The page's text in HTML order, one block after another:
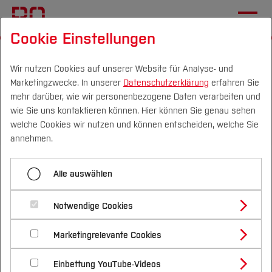
Campus Personen DE|EN Quicklinks
Studium
Studienangebote
Bachelorstudiengänge
Masterstudiengänge
Vor dem Studium
Bewerben & Einschreiben
Bewerbungsportal
Im Studium
Studienbüros und Prüfungen
Nach dem Studium
Forschung & Transfer
Profil
Forschungs- und Transferprofil
Schwerpunkte (FuT)
Beratung & Förderung
Nachhaltigkeit
Nachhaltigkeit studieren
International
Hochschulkommunikation
Pressemitteilungen
Menü aufklappen
2025
2024
2023
2022
Digitales Feuer erhellt die
Hochschullehre
02.04.2020
Hochschule Bochum bietet bereits
Cookie Einstellungen
Wir nutzen Cookies auf unserer Website für Analyse- und
Marketingzwecke. In unserer Datenschutzerklärung erfahren Sie
mehr darüber, wie wir personenbezogene Daten verarbeiten und
wie Sie uns kontaktieren können. Hier können Sie genau sehen
welche Cookies wir nutzen und können entscheiden, welche Sie
annehmen.
Alle auswählen
Notwendige Cookies
Marketingrelevante Cookies
Einbettung YouTube-Videos